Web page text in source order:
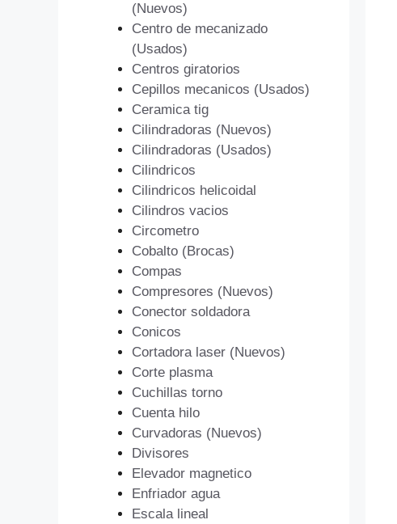
(Nuevos)
Centro de mecanizado
(Usados)
Centros giratorios
Cepillos mecanicos (Usados)
Ceramica tig
Cilindradoras (Nuevos)
Cilindradoras (Usados)
Cilindricos
Cilindricos helicoidal
Cilindros vacios
Circometro
Cobalto (Brocas)
Compas
Compresores (Nuevos)
Conector soldadora
Conicos
Cortadora laser (Nuevos)
Corte plasma
Cuchillas torno
Cuenta hilo
Curvadoras (Nuevos)
Divisores
Elevador magnetico
Enfriador agua
Escala lineal